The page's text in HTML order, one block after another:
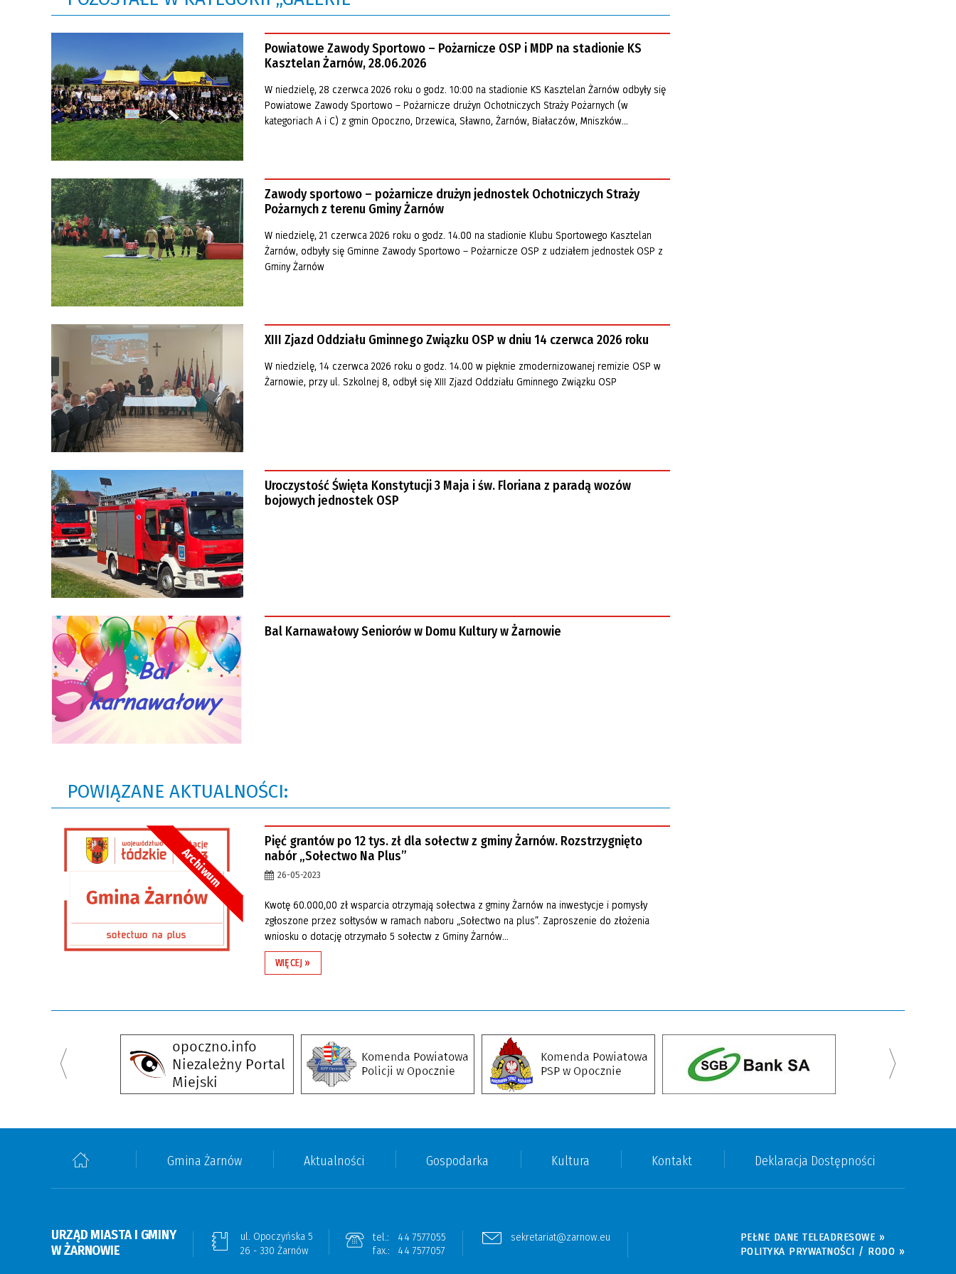
Powiatowe Zawody Sportowo – Pożarnicze OSP i MDP na stadionie KS
Kasztelan Żarnów, 28.06.2026
W niedzielę, 28 czerwca 2026 roku o godz. 10:00 na stadionie KS Kasztelan Żarnów odbyły się
Powiatowe Zawody Sportowo – Pożarnicze drużyn Ochotniczych Straży Pożarnych (w
kategoriach A i C) z gmin Opoczno, Drzewica, Sławno, Żarnów, Białaczów, Mniszków...
Zawody sportowo – pożarnicze drużyn jednostek Ochotniczych Straży
Pożarnych z terenu Gminy Żarnów
W niedzielę, 21 czerwca 2026 roku o godz. 14.00 na stadionie Klubu Sportowego Kasztelan
Żarnów, odbyły się Gminne Zawody Sportowo – Pożarnicze OSP z udziałem jednostek OSP z
Gminy Żarnów
XIII Zjazd Oddziału Gminnego Związku OSP w dniu 14 czerwca 2026 roku
W niedzielę, 14 czerwca 2026 roku o godz. 14.00 w pięknie zmodernizowanej remizie OSP w
Żarnowie, przy ul. Szkolnej 8, odbył się XIII Zjazd Oddziału Gminnego Związku OSP
Uroczystość Święta Konstytucji 3 Maja i św. Floriana z paradą wozów
bojowych jednostek OSP
Bal Karnawałowy Seniorów w Domu Kultury w Żarnowie
POWIĄZANE AKTUALNOŚCI:
Archiwum
Pięć grantów po 12 tys. zł dla sołectw z gminy Żarnów. Rozstrzygnięto
nabór „Sołectwo Na Plus”
26-05-2023
Kwotę 60.000,00 zł wsparcia otrzymają sołectwa z gminy Żarnów na inwestycje i pomysły
zgłoszone przez sołtysów w ramach naboru „Sołectwo na plus”. Zaproszenie do złożenia
wniosku o dotację otrzymało 5 sołectw z Gminy Żarnów...
WIĘCEJ »
Gmina Żarnów Aktualności Gospodarka Kultura Kontakt Deklaracja Dostępności
URZĄD MIASTA I GMINY
W ŻARNOWIE
ul. Opoczyńska 5
26 - 330 Żarnów
tel.:
44 7577055
fax.:
44 7577057
sekretariat@zarnow.eu
PEŁNE DANE TELEADRESOWE »
POLITYKA PRYWATNOŚCI / RODO »